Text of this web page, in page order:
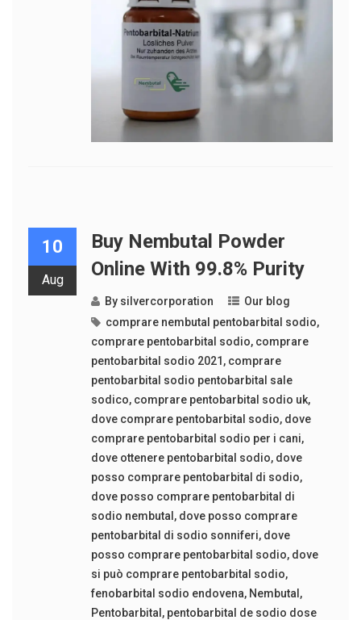
10
Aug
Buy Nembutal Powder
Online With 99.8% Purity
By silvercorporation
Our blog
comprare nembutal pentobarbital sodio,
comprare pentobarbital sodio, comprare
pentobarbital sodio 2021 , comprare
pentobarbital sodio pentobarbital sale
sodico, comprare pentobarbital sodio uk,
dove comprare pentobarbital sodio, dove
comprare pentobarbital sodio per i cani,
dove ottenere pentobarbital sodio, dove
posso comprare pentobarbital di sodio,
dove posso comprare pentobarbital di
sodio nembutal , dove posso comprare
pentobarbital di sodio sonniferi, dove
posso comprare pentobarbital sodio, dove
si può comprare pentobarbital sodio,
fenobarbital sodio endovena, Nembutal ,
Pentobarbital , pentobarbital de sodio dose